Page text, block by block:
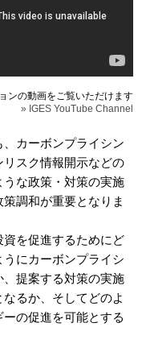
ンの動画をご覧いただけます
» IGES YouTube Channel
カーボンプライシン
スク情報開示などの
な政策・対策の実施
調和が重要となりま
を促進するためにど
にカーボンプライシ
提案する対策の実施
るか、そしてどのよ
の促進を可能とする